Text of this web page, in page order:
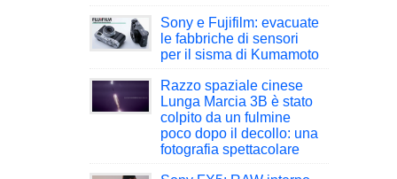
Sony e Fujifilm: evacuate
le fabbriche di sensori
per il sisma di Kumamoto
Razzo spaziale cinese
Lunga Marcia 3B è stato
colpito da un fulmine
poco dopo il decollo: una
fotografia spettacolare